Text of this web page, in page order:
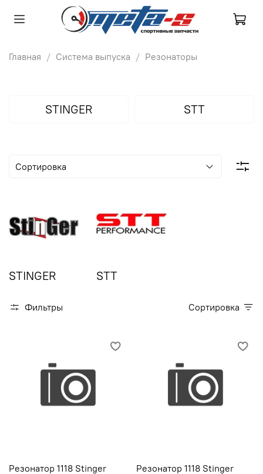
Главная Система выпуска Резонаторы
STINGER STT
STINGER STT
Фильтры Сортировка
Резонатор 1118 Stinger
Резонатор 1118 Stinger